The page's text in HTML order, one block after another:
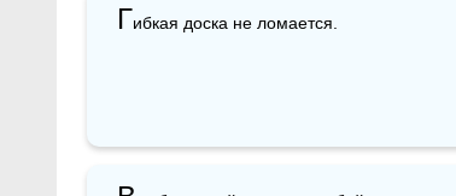
Гибкая доска не ломается.